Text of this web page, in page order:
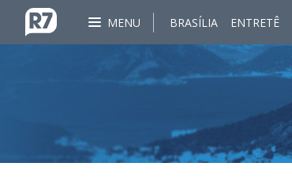
MENU BRASÍLIA ENTRETÊ